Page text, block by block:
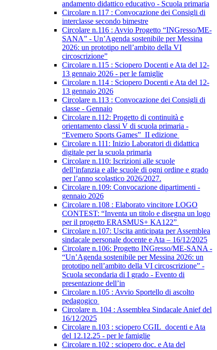
andamento didattico educativo - Scuola primaria
Circolare n.117 : Convocazione dei Consigli di
interclasse secondo bimestre
Circolare n.116 : Avvio Progetto “INGresso/ME-
SANA” - Un’Agenda sostenibile per Messina
2026: un prototipo nell’ambito della VI
circoscrizione”
Circolare n.115 : Sciopero Docenti e Ata del 12-
13 gennaio 2026 - per le famiglie
Circolare n.114 : Sciopero Docenti e Ata del 12-
13 gennaio 2026
Circolare n.113 : Convocazione dei Consigli di
classe - Gennaio
Circolare n.112: Progetto di continuità e
orientamento classi V di scuola primaria -
“Evemero Sports Games” II edizione
Circolare n.111: Inizio Laboratori di didattica
digitale per la scuola primaria
Circolare n.110: Iscrizioni alle scuole
dell’infanzia e alle scuole di ogni ordine e grado
per l’anno scolastico 2026/2027.
Circolare n.109: Convocazione dipartimenti -
gennaio 2026
Circolare n.108 : Elaborato vincitore LOGO
CONTEST: “Inventa un titolo e disegna un logo
per il progetto ERASMUS+ KA122”
Circolare n.107: Uscita anticipata per Assemblea
sindacale personale docente e Ata – 16/12/2025
Circolare n.106: Progetto INGresso/ME-SANA -
“Un’Agenda sostenibile per Messina 2026: un
prototipo nell’ambito della VI circoscrizione” -
Scuola secondaria di I grado - Evento di
presentazione dell’in
Circolare n.105 : Avvio Sportello di ascolto
pedagogico
Circolare n. 104 : Assemblea Sindacale Anief del
16/12/2025
Circolare n.103 : sciopero CGIL_docenti e Ata
del 12.12.25 - per le famiglie
Circolare n.102 : sciopero doc. e Ata del